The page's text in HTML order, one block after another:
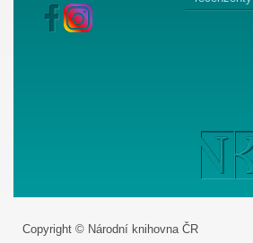
Copyright © Národní knihovna ČR